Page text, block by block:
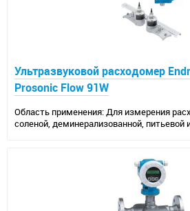
Ультразвуковой расходомер
Prosonic Flow 91W
Область применения: Для измерения
соленой, деминерализованной, питьевой